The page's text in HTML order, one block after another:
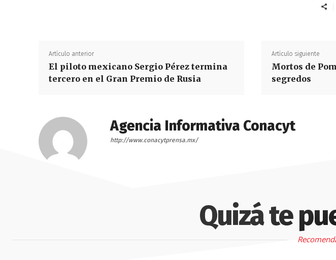
Artículo anterior
El piloto mexicano Sergio Pérez termina
tercero en el Gran Premio de Rusia
Artículo siguiente
Mortos de
segredos
Agencia Informativa Conacyt
http://www.conacytprensa.mx/
Quizá te